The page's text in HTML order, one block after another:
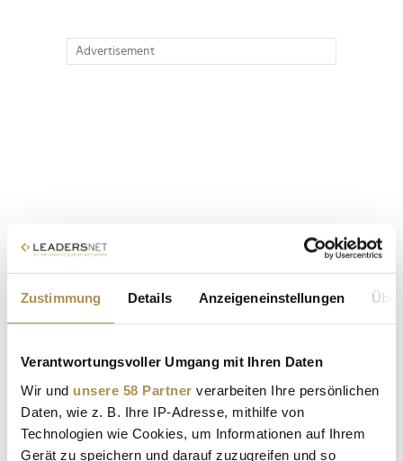
Zustimmung Details Anzeigeneinstellungen
Verantwortungsvoller Umgang mit Ihren Daten
Wir und unsere 58 Partner verarbeiten Ihre persönlichen
Daten, wie z. B. Ihre IP-Adresse, mithilfe von
Technologien wie Cookies, um Informationen auf Ihrem
Gerät zu speichern und darauf zuzugreifen und so
Advertisement